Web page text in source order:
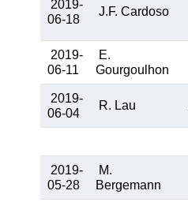
2019-
06-18
J.F. Cardoso
2019-
06-11
E.
Gourgoulhon
2019-
06-04
R. Lau
2019-
05-28
M.
Bergemann